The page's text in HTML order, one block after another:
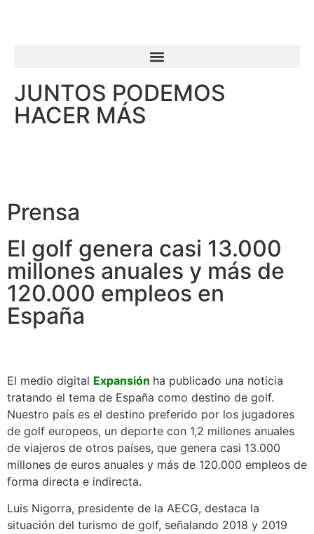
JUNTOS PODEMOS
HACER MÁS
Prensa
El golf genera casi 13.000
millones anuales y más de
120.000 empleos en
España
El medio digital Expansión ha publicado una noticia
tratando el tema de España como destino de golf.
Nuestro país es el destino preferido por los jugadores
de golf europeos, un deporte con 1,2 millones anuales
de viajeros de otros países, que genera casi 13.000
millones de euros anuales y más de 120.000 empleos de
forma directa e indirecta.
Luis Nigorra, presidente de la AECG, destaca la
situación del turismo de golf, señalando 2018 y 2019